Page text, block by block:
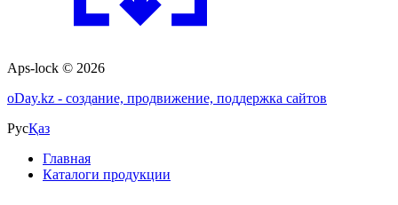
Aps-lock © 2026
oDay.kz - создание, продвижение, поддержка сайтов
РусҚаз
Главная
Каталоги продукции